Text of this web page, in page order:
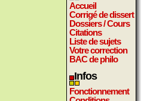
Accueil
Corrigé de dissert
Dossiers / Cours
Citations
Liste de sujets
Votre correction
BAC de philo
Infos
Fonctionnement